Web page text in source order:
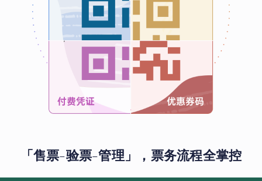
「售票-验票-管理」，票务流程全掌控